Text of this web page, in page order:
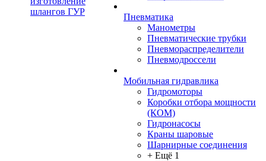
шлангов ГУР
Пневматика
Манометры
Пневматические трубки
Пневмораспределители
Пневмодроссели
Мобильная гидравлика
Гидромоторы
Коробки отбора мощности
(КОМ)
Гидронасосы
Краны шаровые
Шарнирные соединения
+ Ещё 1